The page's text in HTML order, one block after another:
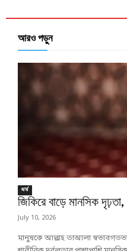
আরও পড়ুন
ধর্ম
জিকিরে বাড়ে মানসিক
July 10, 2026
মানুষকে আল্লাহ তাআলা